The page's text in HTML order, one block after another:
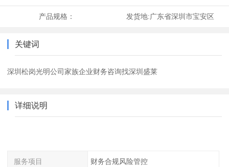
产品规格： 发货地:广东省深圳市宝安区
关键词
深圳松岗光明公司家族企业财务咨询找深圳盛莱
详细说明
服务项目 财务合规风险管控